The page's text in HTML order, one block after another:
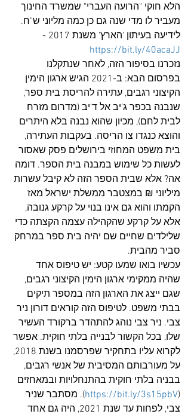
הלא חוקי "הרועה העברי" שמשרד החינוך
מעביר לו מדי שנה גם כן כמה מליוני ש"ח.
לידיעה בעיתון 'הארץ' משנת 2017 -
https://bit.ly/40acaJJ
נזכרנו בסיפור הזה, לאחר שנתקלנו
בפרסום הבא: ב-2021 הגיש ארגון הימין
הקיצוני רגבים, עתירה להריסת בית ספר,
שנבנה בכפר ג'יב אל ד'יב (מדרום מזרח
לבית לחם), מכיון שהוא נבנה בלא היתרים
והוצא כנגדו צו הריסה. בעקבות העתירה,
בית משפט המחוזי בירושלים פסק שאסור
לעשות כל שימוש במבנה בית הספר. דומה
אה? אלא שבית הספר הזה לא קיבל עשרות
מיליוני ₪ במצטבר ממשלת ישראל מאז
הקמתו והוא גם אינו בנוי על קרקע גנובה,
אלא על קרקע שהקהילה עצמה הקצתה כדי
שלילדים שחיים שם יהיה בית ספר במרחק
סביר מהבית.
עכשיו בואו שמעו קטע: יש טיפוס אחד
שהיה ממקימי ארגון הימין הקיצוני רגבים,
שגם ייצג את הארגון הזה במספר תיקים
בבתי משפט. לטיפוס הזה קוראים דורון ניר
צבי. ניר צבי נוהג להתהדר ברקורד העשיר
שלו, בכל הקשור לבנייה בלתי חוקית. אפשר
לקרוא עליו בתחקיר שפרסמנו בשנת 2018,
על מעורבותם המסיבית של אנשי רגבים,
בבניה בלתי חוקית בהתנחלויות ובמאחזים
(
https://bit.ly/3s15pbV). מסתבר שניר
צבי, לפחות עד שנת 2021, היה גם אחד